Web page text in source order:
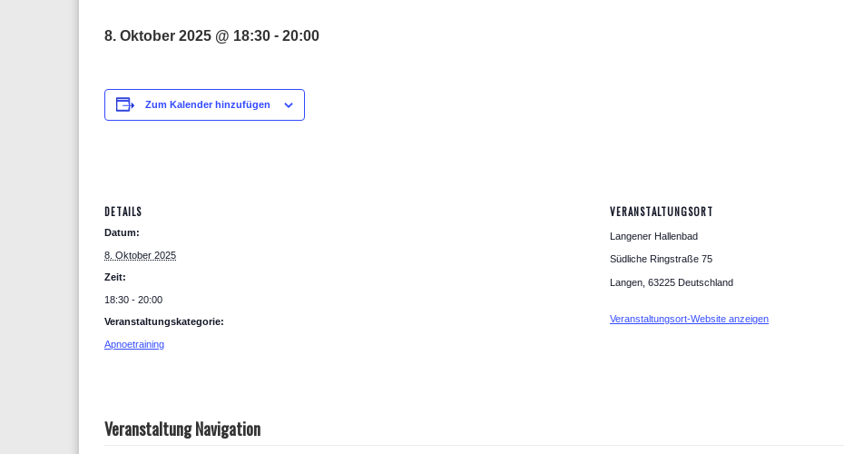
8. Oktober 2025 @ 18:30 - 20:00
Zum Kalender hinzufügen
DETAILS
Datum:
8. Oktober 2025
Zeit:
18:30 - 20:00
Veranstaltungskategorie:
Apnoetraining
VERANSTALTUNGSORT
Langener Hallenbad
Südliche Ringstraße 75
Langen 63225 Deutschland
Veranstaltungsort-Website anzeigen
Veranstaltung Navigation